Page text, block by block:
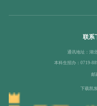
联系
通讯地址：湖
本科生招办：0719-
邮
下载凯